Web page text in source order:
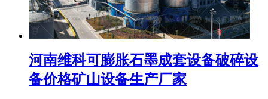
河南维科可膨胀石墨成套设备破碎设
备价格矿山设备生产厂家